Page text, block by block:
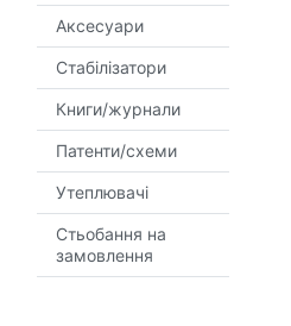
Аксесуари
Стабілізатори
Книги/журнали
Патенти/схеми
Утеплювачі
Стьобання на
замовлення